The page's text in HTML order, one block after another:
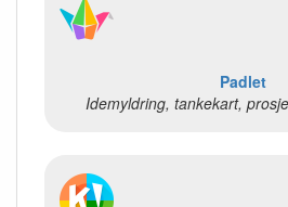
Padlet
Idemyldring, tankekart,